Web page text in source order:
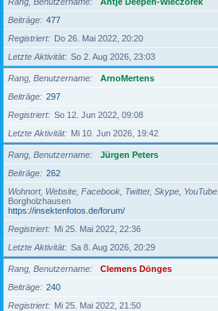
Beiträge
477
Registriert
Do 26. Mai 2022, 20:20
Letzte Aktivität
So 2. Aug 2026, 23:03
Rang, Benutzername
ArnoMertens
Beiträge
297
Registriert
So 12. Jun 2022, 09:08
Letzte Aktivität
Mi 10. Jun 2026, 19:42
Rang, Benutzername
Jürgen Peters
Beiträge
262
Wohnort, Website, Facebook, Twitter, Skype, YouTube
Borgholzhausen
https://insektenfotos.de/forum/
Registriert
Mi 25. Mai 2022, 22:36
Letzte Aktivität
Sa 8. Aug 2026, 20:29
Rang, Benutzername
Clemens Dönges
Beiträge
240
Registriert
Mi 25. Mai 2022, 21:50